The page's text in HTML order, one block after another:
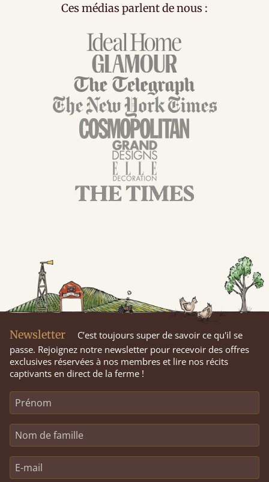
Ces médias parlent de nous :
Newsletter
C’est toujours super de savoir ce qu'il se
passe. Rejoignez notre newsletter pour recevoir des offres
exclusives réservées à nos membres et lire nos récits
captivants en direct de la ferme !